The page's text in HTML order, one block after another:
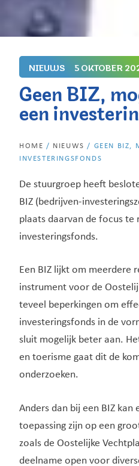
NIEUWS 5 OKTOBER
Geen BIZ,
een
HOME / NIEUWS / GEEN BIZ,
INVESTERINGSFONDS
De stuurgroep heeft
BIZ (bedrijven-
plaats daarvan de focus te
investeringsfonds.
Een BIZ lijkt om meerdere
instrument voor de
teveel beperkingen om
investeringsfonds in de
sluit mogelijk beter aan.
en toerisme gaat dit de
onderzoeken.
Anders dan bij een BIZ kan
toepassing zijn op een
zoals de Oostelijke
deelname open voor